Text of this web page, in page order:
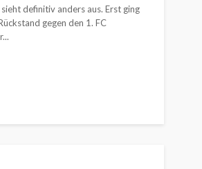
definitiv anders aus. Erst ging
gegen den 1. FC